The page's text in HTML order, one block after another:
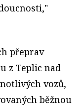
přeprav
z Teplic nad
vozů,
běžnou